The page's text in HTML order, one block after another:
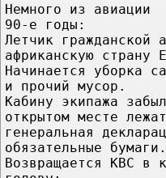
Немного из авиации
90-е годы:
Летчик гражданской
африканскую страну
Начинается уборка
и прочий мусор.
Кабину экипажа
открытом месте лежат
генеральная
обязательные бумаги.
Возвращается КВС в